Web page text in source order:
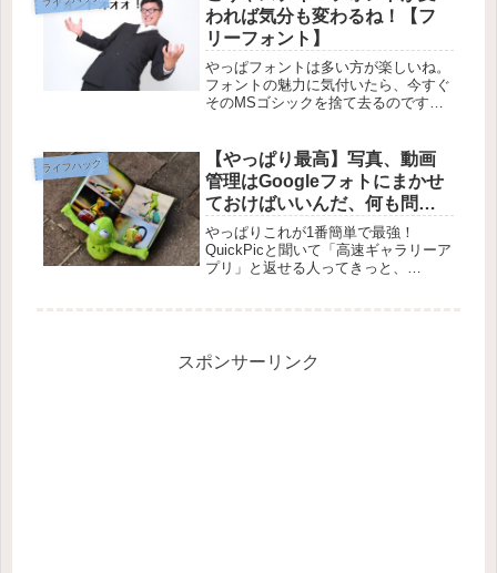
おおよそどれくらいで売ることが...
われば気分も変わるね！【フ
リーフォント】
やっぱフォントは多い方が楽しいね。
フォントの魅力に気付いたら、今すぐ
そのMSゴシックを捨て去るのですよ
つのが楽しくなります。今回はすぐに
でも追加したいフリーフォントを紹介
し...
ライフハック
【やっぱり最高】写真、動画
管理はGoogleフォトにまかせ
ておけばいいんだ、何も問題
ないんだ。【今さら聞けな
い】
やっぱりこれが1番簡単で最強！
QuickPicと聞いて「高速ギャラリーア
プリ」と返せる人ってきっと、
スポンサーリンク